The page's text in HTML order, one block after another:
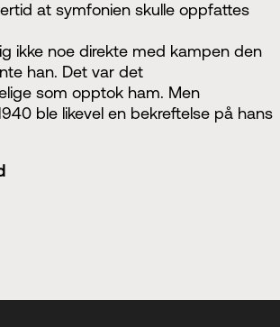
at symfonien skulle oppfattes
ikke noe direkte med kampen den
han. Det var det
som opptok ham. Men
ble likevel en bekreftelse på hans